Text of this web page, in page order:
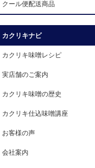
クール便配送商品
カクリキナビ
カクリキ味噌レシピ
実店舗のご案内
カクリキ味噌の歴史
カクリキ仕込味噌講座
お客様の声
会社案内